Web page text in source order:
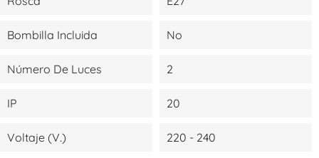
Bombilla Incluida No
Número De Luces 2
IP 20
Voltaje (V.) 220 - 240